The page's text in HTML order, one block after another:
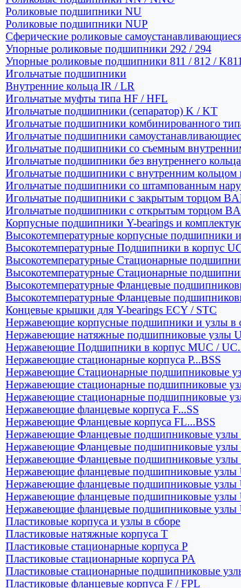
Роликовые подшипники NU
Роликовые подшипники NUP
Сферические роликовые
Упорные роликовые подшипники 292 / 294
Упорные роликовые подшипники 811 / 812 /
Игольчатые подшипники
Внутренние кольца IR / LR
Игольчатые муфты типа HF / HFL
Игольчатые подшипники (сепаратор) K / KT
Игольчатые подшипники комбинированного
Игольчатые подшипники
Игольчатые подшипники со съемным
Игольчатые подшипники без внутреннего
Игольчатые подшипники с внутренним
Игольчатые подшипники со штампованным
Игольчатые подшипники с закрытым торцом
Игольчатые подшипники с открытым торцом
Корпусные подшипники Y-bearings и
Высокотемпературные корпусные подшипники
Высокотемпературные Подшипники в корпус
Высокотемпературные Стационарные
Высокотемпературные Стационарные
Высокотемпературные Фланцевые
Высокотемпературные Фланцевые
Концевые крышки для Y-bearings ECY / STC
Нержавеющие корпусные подшипники и узлы в
Нержавеющие натяжные подшипниковые узлы
Нержавеющие Подшипники в корпус MUC /
Нержавеющие стационарные корпуса P...BSS
Нержавеющие Стационарные подшипниковые
Нержавеющие стационарные подшипниковые
Нержавеющие стационарные подшипниковые
Нержавеющие фланцевые корпуса F...SS
Нержавеющие Фланцевые корпуса FL...BSS
Нержавеющие Фланцевые подшипниковые узлы
Нержавеющие Фланцевые подшипниковые узлы
Нержавеющие Фланцевые подшипниковые узлы
Нержавеющие фланцевые подшипниковые узлы
Нержавеющие фланцевые подшипниковые узлы
Нержавеющие фланцевые подшипниковые узлы
Нержавеющие фланцевые подшипниковые узлы
Пластиковые корпуса и узлы в сборе
Пластиковые натяжные корпуса T
Пластиковые стационарные корпуса P
Пластиковые стационарные корпуса PA
Пластиковые стационарные подшипниковые
Пластиковые фланцевые корпуса F / FPL